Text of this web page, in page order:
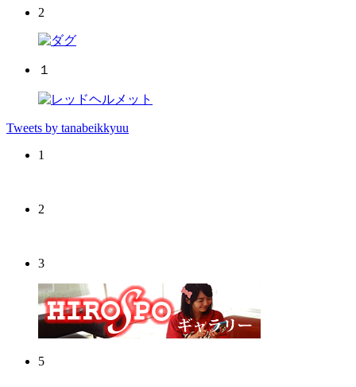
2
１
Tweets by tanabeikkyuu
1
2
3
5